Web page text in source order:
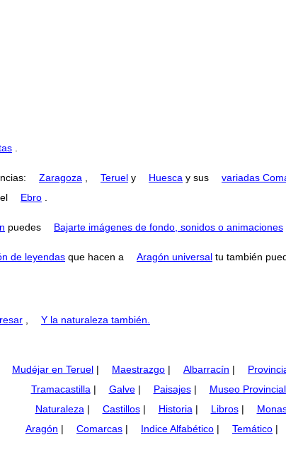
Zaragoza Teruel y Huesca y sus variadas
Ebro
puedes Bajarte imágenes de fondo, sonidos o animaciones
de leyendas que hacen a Aragón universal tu también
Y la naturaleza también.
Mudéjar en Teruel | Maestrazgo | Albarracín |
Tramacastilla | Galve| Paisajes|
Museo
Naturaleza | Castillos| Historia | Libros|
Aragón | Comarcas | Indice Alfabético | Temático |